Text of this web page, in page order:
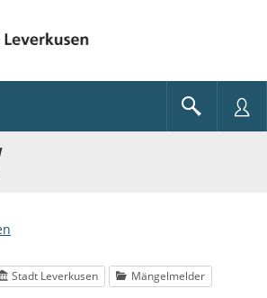
Stadt Leverkusen Mängelmelder